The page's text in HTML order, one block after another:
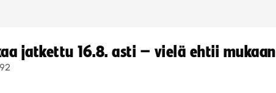
jatkettu 16.8. asti – vielä ehtii mukaan